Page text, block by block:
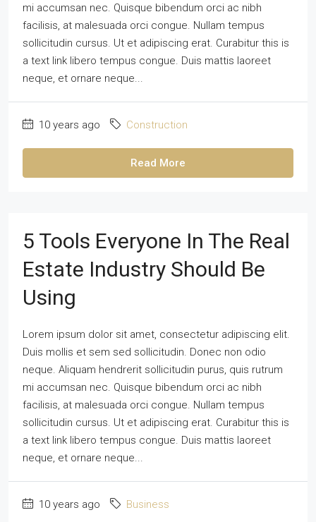
mi accumsan nec. Quisque bibendum orci ac nibh
facilisis, at malesuada orci congue. Nullam tempus
sollicitudin cursus. Ut et adipiscing erat. Curabitur this is
a text link libero tempus congue. Duis mattis laoreet
neque, et ornare neque...
10 years ago Construction
Read More
5 Tools Everyone In The Real
Estate Industry Should Be
Using
Lorem ipsum dolor sit amet, consectetur adipiscing elit.
Duis mollis et sem sed sollicitudin. Donec non odio
neque. Aliquam hendrerit sollicitudin purus, quis rutrum
mi accumsan nec. Quisque bibendum orci ac nibh
facilisis, at malesuada orci congue. Nullam tempus
sollicitudin cursus. Ut et adipiscing erat. Curabitur this is
a text link libero tempus congue. Duis mattis laoreet
neque, et ornare neque...
10 years ago Business